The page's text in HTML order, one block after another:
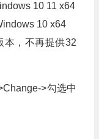
10 11 x64
10 x64
本，不再提供32
>勾选中